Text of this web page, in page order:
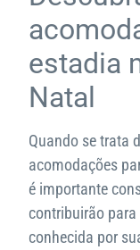
estadia
Natal
Quando se trata
acomodações
é importante
contribuirão
conhecida por